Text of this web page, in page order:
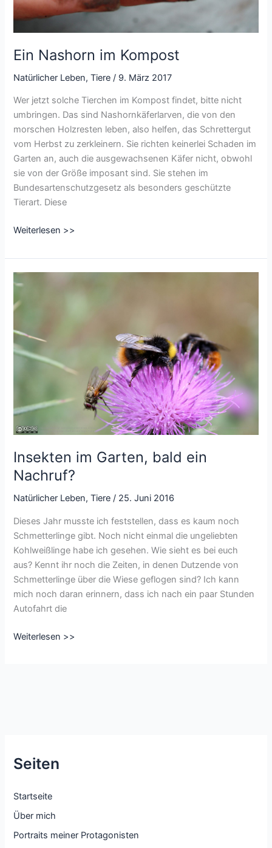
Ein Nashorn im Kompost
Natürlicher Leben,Tiere / 9. März 2017
Wer jetzt solche Tierchen im Kompost findet, bitte nicht
umbringen. Das sind Nashornkäferlarven, die von den
morschen Holzresten leben, also helfen, das Schrettergut
vom Herbst zu zerkleinern. Sie richten keinerlei Schaden im
Garten an, auch die ausgewachsenen Käfer nicht, obwohl
sie von der Größe imposant sind. Sie stehen im
Bundesartenschutzgesetz als besonders geschützte
Tierart. Diese
Ein
im
Kompost
Weiterlesen >>
Insekten im Garten, bald ein
Nachruf?
Natürlicher Leben,Tiere / 25. Juni 2016
Dieses Jahr musste ich feststellen, dass es kaum noch
Schmetterlinge gibt. Noch nicht einmal die ungeliebten
Kohlweißlinge habe ich gesehen. Wie sieht es bei euch
aus? Kennt ihr noch die Zeiten, in denen Dutzende von
Schmetterlinge über die Wiese geflogen sind? Ich kann
mich noch daran erinnern, dass ich nach ein paar Stunden
Autofahrt die
Insekten
Weiterlesen >>
Seiten
Startseite
Über mich
Portraits meiner Protagonisten